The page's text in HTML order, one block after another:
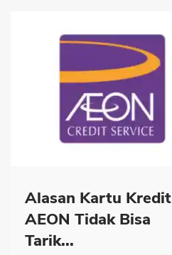
Alasan Kartu Kredit
AEON Tidak Bisa
Tarik...